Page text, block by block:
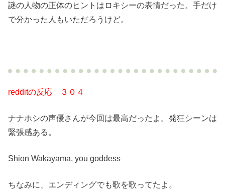
謎の人物の正体のヒントはロキシーの表情だった。手だけ
で分かった人もいただろうけど。
redditの反応 ３０４
ナナホシの声優さんが今回は最高だったよ。発狂シーンは
緊張感ある。
Shion Wakayama, you goddess
ちなみに、エンディングでも歌を歌ってたよ。